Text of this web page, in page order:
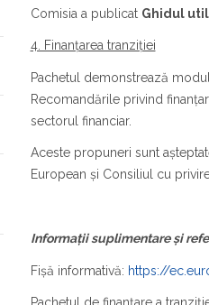
Comisia a publicat Ghidul
4. Finanțarea tranziției
Pachetul demonstrează
Recomandările privind
sectorul financiar.
Aceste propuneri sunt
European și Consiliul cu
Informații suplimentare și
Fișă informativă: https://